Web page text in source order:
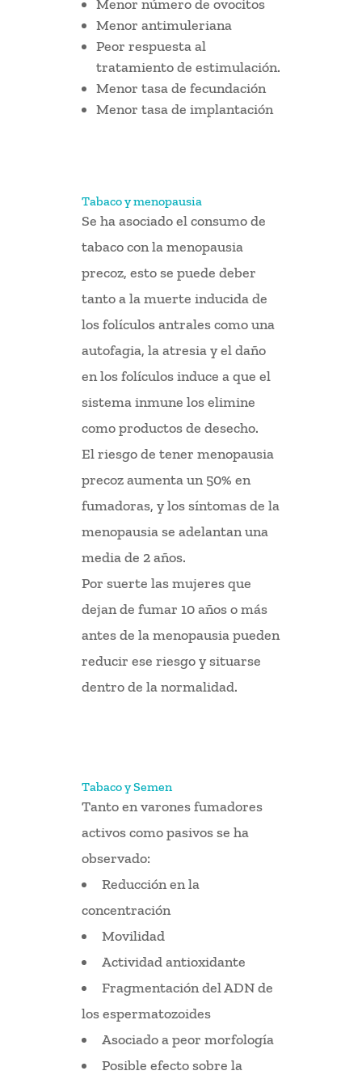
Menor número de ovocitos
Menor antimuleriana
Peor respuesta al
tratamiento de estimulación.
Menor tasa de fecundación
Menor tasa de implantación
Tabaco y menopausia
Se ha asociado el consumo de
tabaco con la menopausia
precoz, esto se puede deber
tanto a la muerte inducida de
los folículos antrales como una
autofagia, la atresia y el daño
en los folículos induce a que el
sistema inmune los elimine
como productos de desecho.
El riesgo de tener menopausia
precoz aumenta un 50% en
fumadoras, y los síntomas de la
menopausia se adelantan una
media de 2 años.
Por suerte las mujeres que
dejan de fumar 10 años o más
antes de la menopausia pueden
reducir ese riesgo y situarse
dentro de la normalidad.
Tabaco y Semen
Tanto en varones fumadores
activos como pasivos se ha
observado:
Reducción en la
concentración
Movilidad
Actividad antioxidante
Fragmentación del ADN de
los espermatozoides
Asociado a peor morfología
Posible efecto sobre la